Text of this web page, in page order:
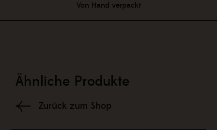
Von Hand verpackt
Ähnliche Produkte
Zurück zum Shop